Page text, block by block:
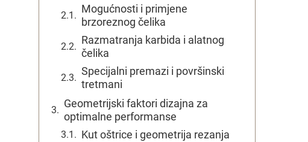
Mogućnosti i primjene
brzoreznog čelika
Razmatranja karbida i alatnog
čelika
Specijalni premazi i površinski
tretmani
Geometrijski faktori dizajna za
optimalne performanse
Kut oštrice i geometrija rezanja